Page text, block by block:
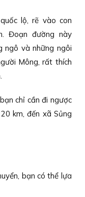
lộ, rẽ vào con
Đoạn đường này
ngô và những ngôi
Mông, rất thích
chỉ cần đi ngược
km, đến xã Sủng
bạn có thể lựa